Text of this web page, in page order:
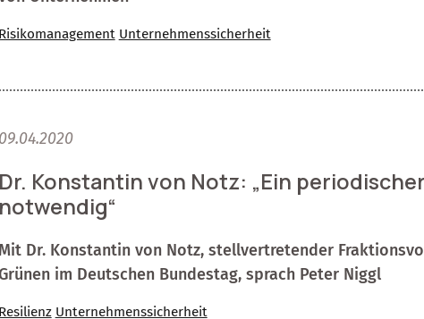
Risikomanagement Unternehmenssicherheit
09.04.2020
Dr. Konstantin von Notz: „Ein
notwendig“
Dr. Konstantin von Notz, stellvertretender
im Deutschen Bundestag, sprach Peter Niggl
Resilienz Unternehmenssicherheit